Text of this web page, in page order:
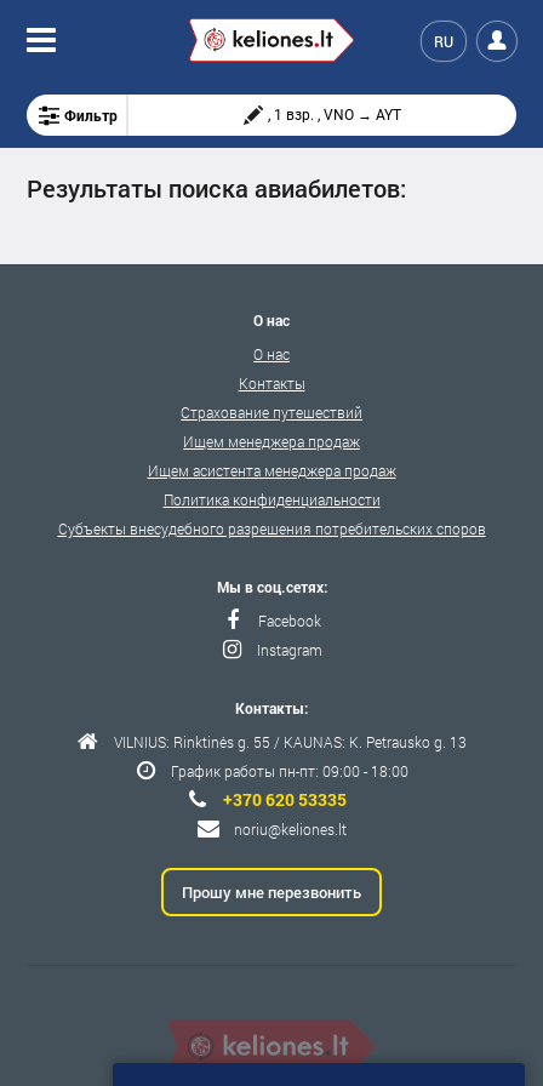
RU
Фильтр , 1 взр. , VNO → AYT
Результаты поиска авиабилетов:
О нас
О нас
Контакты
Страхование путешествий
Ищем менеджера продаж
Ищем асистента менеджера продаж
Политика конфиденциальности
Субъекты внесудебного разрешения потребительских споров
Мы в соц.сетях:
Facebook
Instagram
Контакты:
VILNIUS: Rinktinės g. 55 / KAUNAS: K. Petrausko g. 13
График работы пн-пт: 09:00 - 18:00
+370 620 53335
noriu@keliones.lt
Прошу мне перезвонить